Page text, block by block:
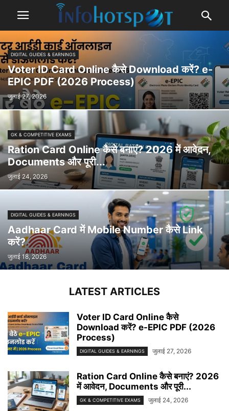
DIGITAL GUIDES & EARNINGS
Voter ID Card Online कैसे Download करें? e-
EPIC PDF (2026 Process)
जुलाई 27, 2026
GK & COMPETITIVE EXAMS
Ration Card Online कैसे बनाएं? 2026 में आवेदन,
Documents और पूरी...
जुलाई 24, 2026
DIGITAL GUIDES & EARNINGS
Aadhaar Card में Mobile Number कैसे Link
करें?
जुलाई 18, 2026
LATEST ARTICLES
Voter ID Card Online कैसे
Download करें? e-EPIC PDF (2026
Process)
DIGITAL GUIDES & EARNINGS जुलाई 27, 2026
Ration Card Online कैसे बनाएं? 2026
में आवेदन, Documents और पूरी...
GK & COMPETITIVE EXAMS जुलाई 24, 2026